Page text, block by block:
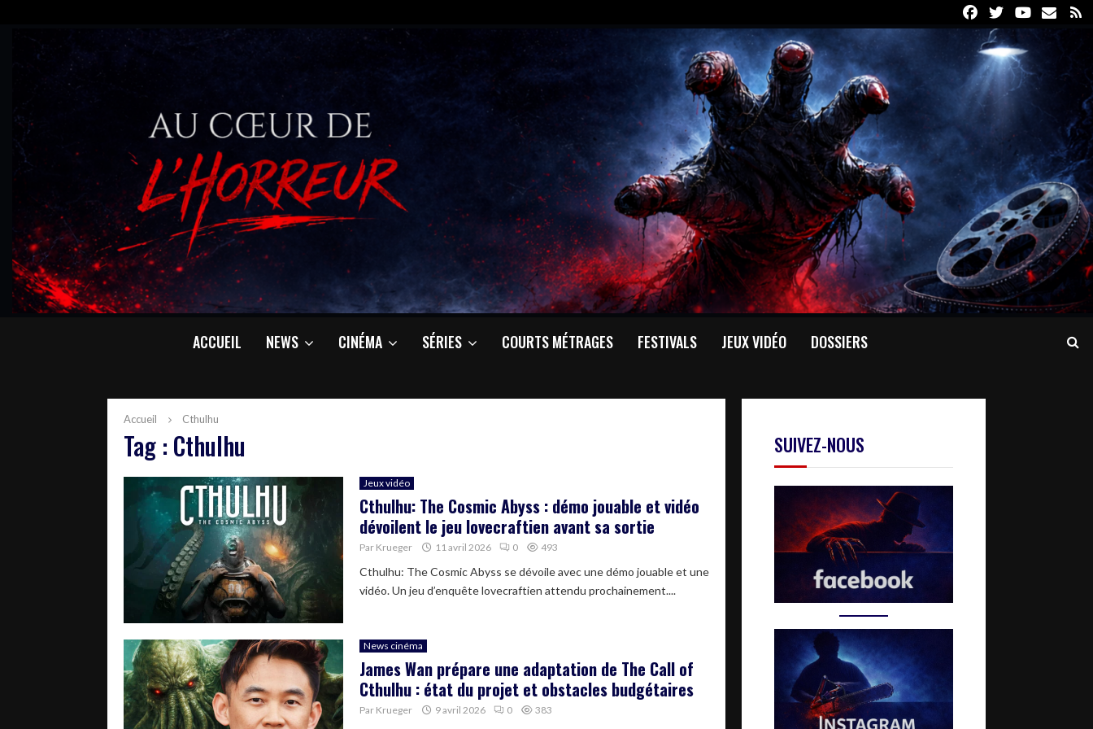
FacebookTwitterYoutube
Email
ACCUEIL NEWS CINÉMA SÉRIES COURTS MÉTRAGES FESTIVALS JEUX VIDÉO DOSSIERS
Accueil Cthulhu
Tag : Cthulhu
Jeux vidéo
Cthulhu: The Cosmic Abyss : démo jouable et vidéo
dévoilent le jeu lovecraftien avant sa sortie
Par Krueger 11 avril 2026 0 493
Cthulhu: The Cosmic Abyss se dévoile avec une démo jouable et une
vidéo. Un jeu d’enquête lovecraftien attendu prochainement....
News cinéma
James Wan prépare une adaptation de The Call of
Cthulhu : état du projet et obstacles budgétaires
Par Krueger 9 avril 2026 0 383
SUIVEZ-NOUS